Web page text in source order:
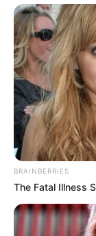
BRAINBERRIES
The Fatal Illness